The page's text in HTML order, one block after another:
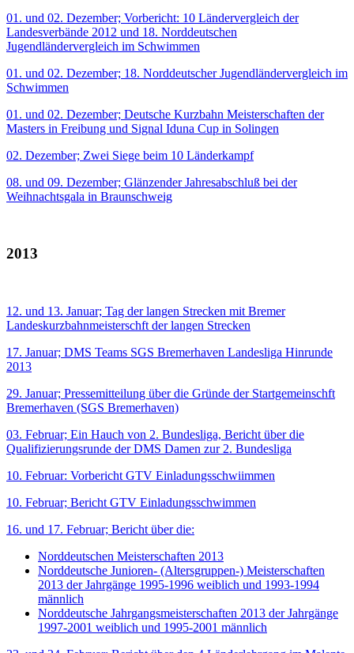
01. und 02. Dezember; Vorbericht: 10 Ländervergleich der
Landesverbände 2012 und 18. Norddeutschen
Jugendländervergleich im Schwimmen
01. und 02. Dezember; 18. Norddeutscher Jugendländervergleich im
Schwimmen
01. und 02. Dezember; Deutsche Kurzbahn Meisterschaften der
Masters in Freibung und Signal Iduna Cup in Solingen
02. Dezember; Zwei Siege beim 10 Länderkampf
08. und 09. Dezember; Glänzender Jahresabschluß bei der
Weihnachtsgala in Braunschweig
2013
12. und 13. Januar; Tag der langen Strecken mit Bremer
Landeskurzbahnmeisterschft der langen Strecken
17. Januar; DMS Teams SGS Bremerhaven Landesliga Hinrunde
2013
29. Januar; Pressemitteilung über die Gründe der Startgemeinschft
Bremerhaven (SGS Bremerhaven)
03. Februar; Ein Hauch von 2. Bundesliga, Bericht über die
Qualifizierungsrunde der DMS Damen zur 2. Bundesliga
10. Februar: Vorbericht GTV Einladungsschwiimmen
10. Februar; Bericht GTV Einladungsschwimmen
16. und 17. Februar; Bericht über die:
Norddeutschen Meisterschaften 2013
Norddeutsche Junioren- (Altersgruppen-) Meisterschaften
2013 der Jahrgänge 1995-1996 weiblich und 1993-1994
männlich
Norddeutsche Jahrgangsmeisterschaften 2013 der Jahrgänge
1997-2001 weiblich und 1995-2001 männlich